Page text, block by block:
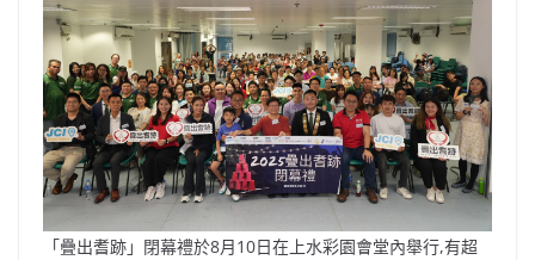
「疊出耆跡」閉幕禮於8月10日在上水彩園會堂內舉行,有超